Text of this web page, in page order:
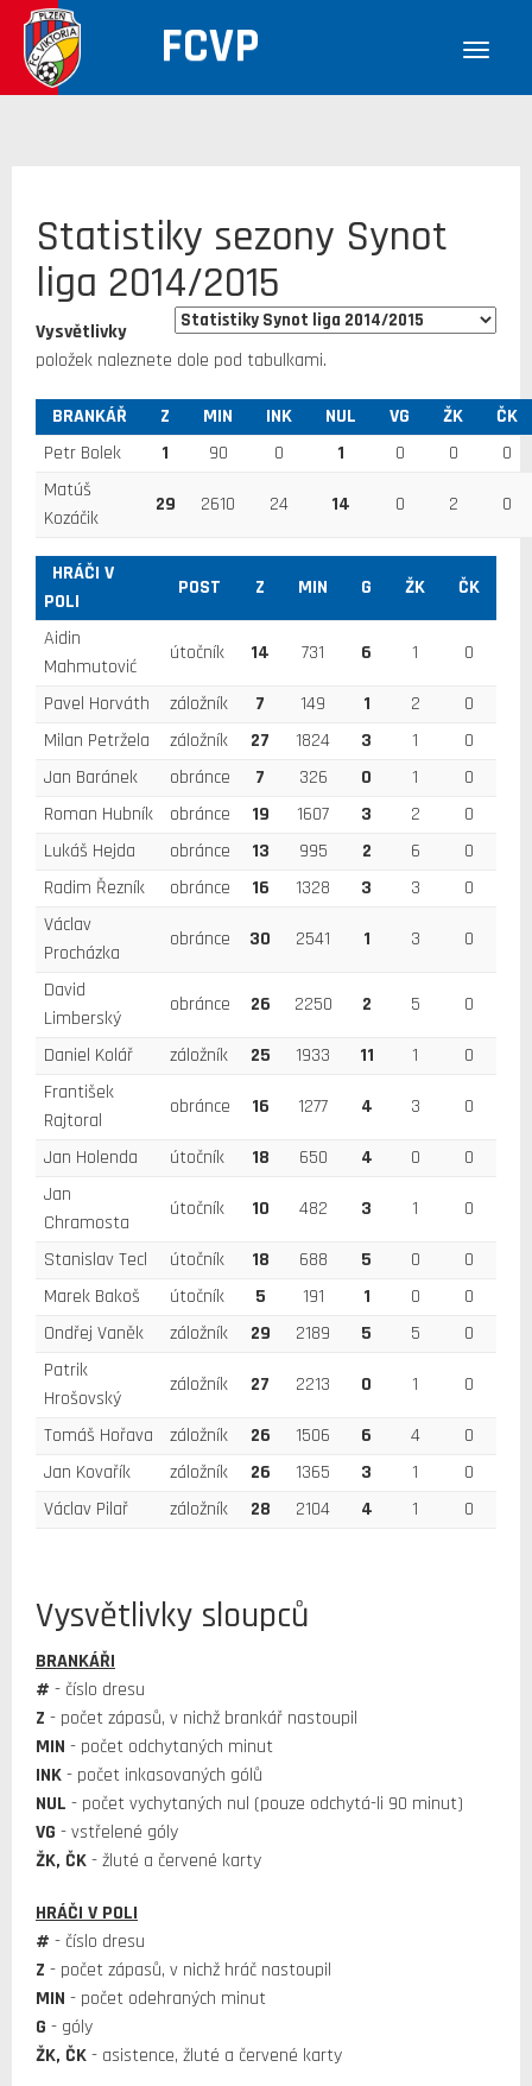
FCVP
Statistiky sezony Synot
liga 2014/2015
Vysvětlivky
položek naleznete dole pod tabulkami.
BRANKÁŘ Z MIN INK NUL VG ŽK
ČK
Petr Bolek
1 90 0 1 0 0
0
Matúš
Kozáčik
29 2610 24 14 0 2 0
HRÁČI V
POLI
POST Z MIN G ŽK ČK
Aidin
Mahmutović
útočník 14 731 6 1 0
Pavel Horváth záložník 7 149 1 2
0
Milan Petržela
záložník 27 1824 3 1
0
Jan Baránek
obránce 7 326 0 1
0
Roman Hubník
obránce 19 1607 3 2
0
Lukáš Hejda
obránce 13 995 2 6
0
Radim Řezník
obránce 16 1328 3 3
0
Václav
Procházka
obránce 30 2541 1 3 0
David
Limberský
obránce 26 2250 2 5 0
Daniel Kolář záložník 25 1933 11 1
0
František
Rajtoral
obránce 16 1277 4 3 0
Jan Holenda útočník 18 650 4 0
0
Jan
Chramosta
útočník 10 482 3 1 0
Stanislav Tecl útočník 18 688 5 0
0
Marek Bakoš
útočník 5 191 1 0
0
Ondřej Vaněk
záložník 29 2189 5 5
0
Patrik
Hrošovský
záložník 27 2213 0 1 0
Tomáš Hořava záložník 26 1506 6 4
0
Jan Kovařík
záložník 26 1365 3 1
0
Václav Pilař
záložník 28 2104 4 1 0
Vysvětlivky sloupců
BRANKÁŘI
# - číslo dresu
Z - počet zápasů, v nichž brankář nastoupil
MIN - počet odchytaných minut
INK- počet inkasovaných gólů
NUL - počet vychytaných nul (pouze odchytá-li 90 minut)
VG - vstřelené góly
ŽK, ČK- žluté a červené karty
HRÁČI V POLI
# - číslo dresu
Z - počet zápasů, v nichž hráč nastoupil
MIN - počet odehraných minut
G - góly
ŽK, ČK- asistence, žluté a červené karty